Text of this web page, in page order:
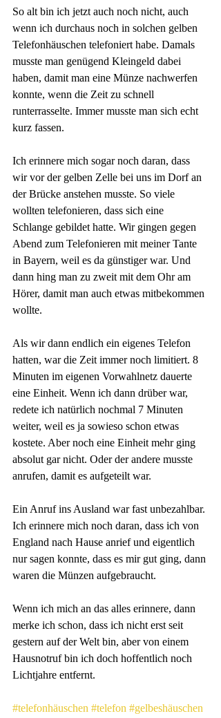
So alt bin ich jetzt auch noch nicht, auch
wenn ich durchaus noch in solchen gelben
Telefonhäuschen telefoniert habe. Damals
musste man genügend Kleingeld dabei
haben, damit man eine Münze nachwerfen
konnte, wenn die Zeit zu schnell
runterrasselte. Immer musste man sich echt
kurz fassen.
Ich erinnere mich sogar noch daran, dass
wir vor der gelben Zelle bei uns im Dorf an
der Brücke anstehen musste. So viele
wollten telefonieren, dass sich eine
Schlange gebildet hatte. Wir gingen gegen
Abend zum Telefonieren mit meiner Tante
in Bayern, weil es da günstiger war. Und
dann hing man zu zweit mit dem Ohr am
Hörer, damit man auch etwas mitbekommen
wollte.
Als wir dann endlich ein eigenes Telefon
hatten, war die Zeit immer noch limitiert. 8
Minuten im eigenen Vorwahlnetz dauerte
eine Einheit. Wenn ich dann drüber war,
redete ich natürlich nochmal 7 Minuten
weiter, weil es ja sowieso schon etwas
kostete. Aber noch eine Einheit mehr ging
absolut gar nicht. Oder der andere musste
anrufen, damit es aufgeteilt war.
Ein Anruf ins Ausland war fast unbezahlbar.
Ich erinnere mich noch daran, dass ich von
England nach Hause anrief und eigentlich
nur sagen konnte, dass es mir gut ging, dann
waren die Münzen aufgebraucht.
Wenn ich mich an das alles erinnere, dann
merke ich schon, dass ich nicht erst seit
gestern auf der Welt bin, aber von einem
Hausnotruf bin ich doch hoffentlich noch
Lichtjahre entfernt.
#telefonhäuschen #telefon #gelbeshäuschen